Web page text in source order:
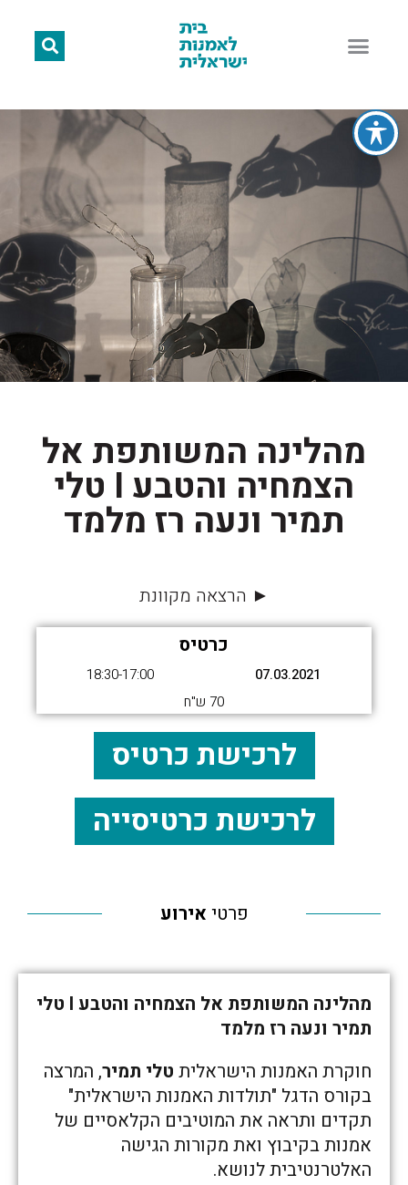
מהלינה המשותפת אל
הצמחיה והטבע I טלי
תמיר ונעה רז מלמד
► הרצאה מקוונת
כרטיס
07.03.2021
18:30-17:00
70 ש"ח
לרכישת כרטיס
לרכישת כרטיסייה
פרטי אירוע
מהלינה המשותפת אל הצמחיה והטבע I טלי
תמיר ונעה רז מלמד
חוקרת האמנות הישראלית טלי תמיר, המרצה
בקורס הדגל "תולדות האמנות הישראלית"
תקדים ותראה את המוטיבים הקלאסיים של
אמנות בקיבוץ ואת מקורות הגישה
האלטרנטיבית לנושא.